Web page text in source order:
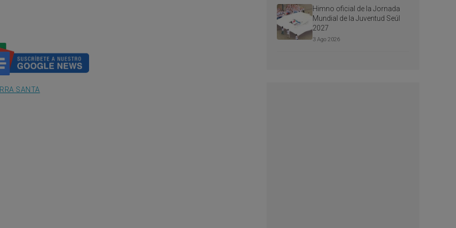
SANTA
Himno oficial de la Jornada
Mundial de la Juventud Seúl
2027
3 Ago 2026